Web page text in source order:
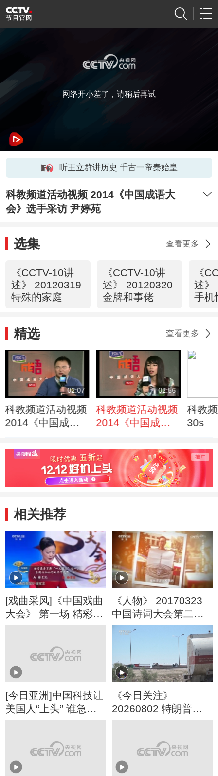
网络开小差了，请稍后再试
听王立群讲历史 千古一帝秦始皇
科教频道活动视频 2014《中国成语大
会》选手采访 尹婷苑
选集 查看更多
《CCTV-10讲
述》 20120319
特殊的家庭
《CCTV-10讲
述》 20120320
金牌和事佬
《
述》
手机
精选 查看更多
02:07
科教频道活动视频
2014《中国成语
唐锐
02:56
科教频道活动视频
2014《中国成语
尹婷苑
科教
30s
相关推荐
[戏曲采风]《中国戏曲
大会》 第一场 精彩回
顾
《人物》 20170323
中国诗词大会第二季
亚军 彭敏
[今日亚洲]中国科技让
美国人“上头” 谁急
了？
《今日关注》
20260802 特朗普叫
停“最大规模”打击 伊